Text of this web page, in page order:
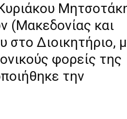
(Μακεδονίας και
Διοικητήριο,
φορείς της
την